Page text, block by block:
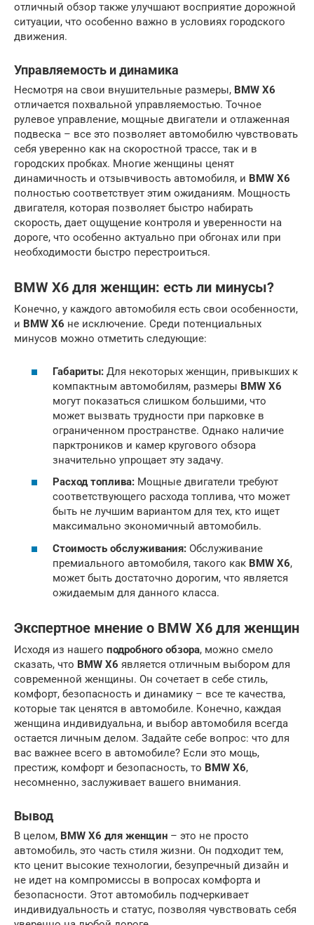
отличный обзор также улучшают восприятие дорожной
ситуации, что особенно важно в условиях городского
движения.
Управляемость и динамика
Несмотря на свои внушительные размеры, BMW X6
отличается похвальной управляемостью. Точное
рулевое управление, мощные двигатели и отлаженная
подвеска – все это позволяет автомобилю чувствовать
себя уверенно как на скоростной трассе, так и в
городских пробках. Многие женщины ценят
динамичность и отзывчивость автомобиля, и BMW X6
полностью соответствует этим ожиданиям. Мощность
двигателя, которая позволяет быстро набирать
скорость, дает ощущение контроля и уверенности на
дороге, что особенно актуально при обгонах или при
необходимости быстро перестроиться.
BMW X6 для женщин: есть ли минусы?
Конечно, у каждого автомобиля есть свои особенности,
и BMW X6 не исключение. Среди потенциальных
минусов можно отметить следующие:
Габариты: Для некоторых женщин, привыкших к
компактным автомобилям, размеры BMW X6
могут показаться слишком большими, что
может вызвать трудности при парковке в
ограниченном пространстве. Однако наличие
парктроников и камер кругового обзора
значительно упрощает эту задачу.
Расход топлива: Мощные двигатели требуют
соответствующего расхода топлива, что может
быть не лучшим вариантом для тех, кто ищет
максимально экономичный автомобиль.
Стоимость обслуживания: Обслуживание
премиального автомобиля, такого как BMW X6,
может быть достаточно дорогим, что является
ожидаемым для данного класса.
Экспертное мнение о BMW X6 для женщин
Исходя из нашего подробного обзора, можно смело
сказать, что BMW X6 является отличным выбором для
современной женщины. Он сочетает в себе стиль,
комфорт, безопасность и динамику – все те качества,
которые так ценятся в автомобиле. Конечно, каждая
женщина индивидуальна, и выбор автомобиля всегда
остается личным делом. Задайте себе вопрос: что для
вас важнее всего в автомобиле? Если это мощь,
престиж, комфорт и безопасность, то BMW X6,
несомненно, заслуживает вашего внимания.
Вывод
В целом, BMW X6 для женщин – это не просто
автомобиль, это часть стиля жизни. Он подходит тем,
кто ценит высокие технологии, безупречный дизайн и
не идет на компромиссы в вопросах комфорта и
безопасности. Этот автомобиль подчеркивает
индивидуальность и статус, позволяя чувствовать себя